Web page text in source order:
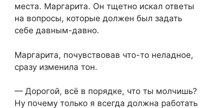
места. Маргарита. Он тщетно искал ответы
на вопросы, которые должен был задать
себе давным-давно.
Маргарита, почувствовав что-то неладное,
сразу изменила тон.
— Дорогой, всё в порядке, что ты молчишь?
Ну почему только я всегда должна работать